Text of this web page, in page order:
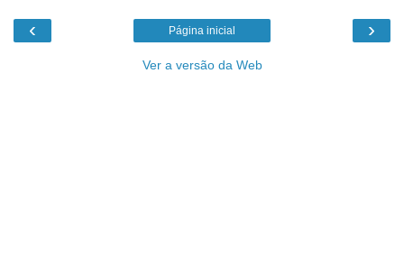
‹ ›
Página inicial
Ver a versão da Web